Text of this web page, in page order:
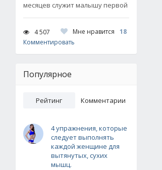
месяцев служит малышу первой
4 507 Мне нравится
18
Комментировать
Популярное
Рейтинг Комментарии
4 упражнения, которые
следует выполнять
каждой женщине для
вытянутых, сухих
мышц.